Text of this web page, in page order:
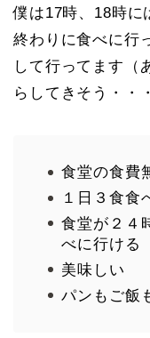
僕は17時、18時に
終わりに食べに行
して行ってます（
らしてきそう・・
食堂の食費
１日３食食
食堂が２４
べに行ける
美味しい
パンもご飯